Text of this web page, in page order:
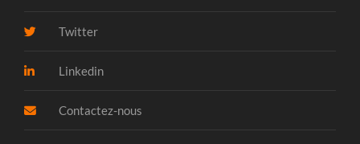
Twitter
Linkedin
Contactez-nous